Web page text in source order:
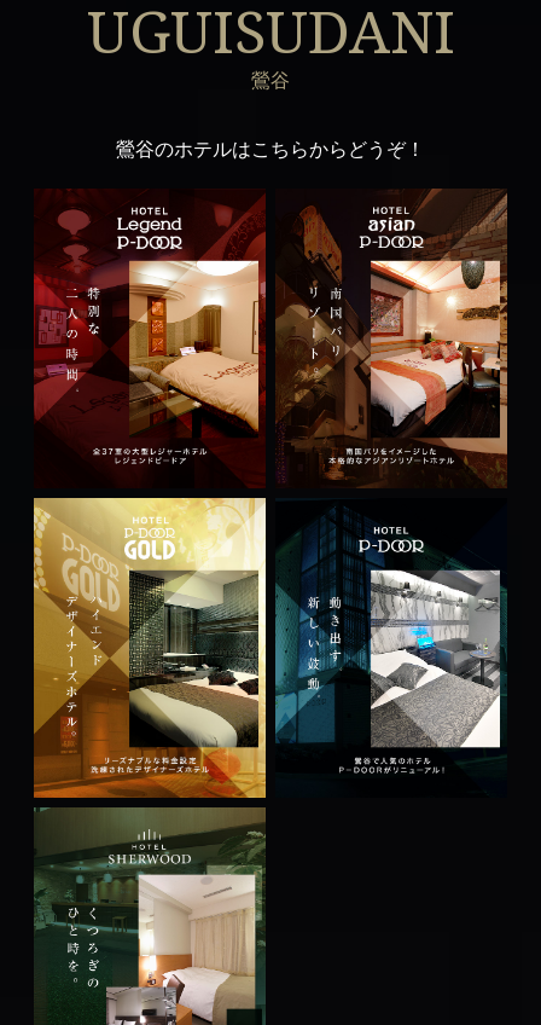
UGUISUDANI
鶯谷
鶯谷のホテルはこちらからどうぞ！